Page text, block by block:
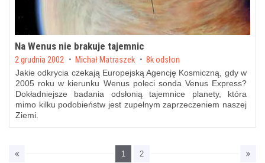
Na Wenus nie brakuje tajemnic
Posted on
2 grudnia 2002 by Michał Matraszek 8k odsłon
Jakie odkrycia czekają Europejską Agencję Kosmiczną, gdy w
2005 roku w kierunku Wenus poleci sonda Venus Express?
Dokładniejsze badania odsłonią tajemnice planety, która
mimo kilku podobieństw jest zupełnym zaprzeczeniem naszej
Ziemi.
1 2